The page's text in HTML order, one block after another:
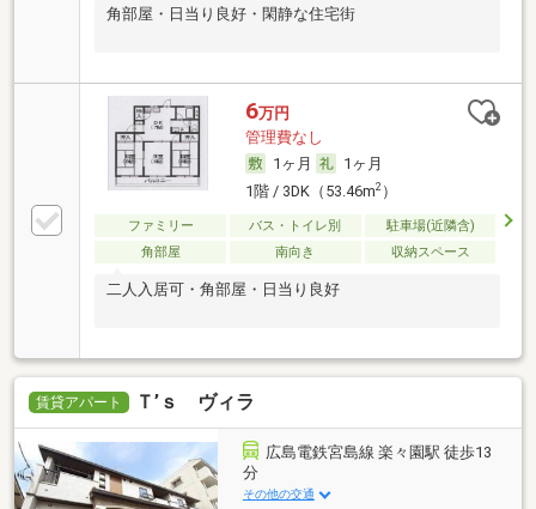
角部屋・日当り良好・閑静な住宅街
6万円
管理費なし
1ヶ月
1ヶ月
1階 / 3DK（53.46m2）
ファミリー バス・トイレ別
駐車場(近隣含)
角部屋
南向き 収納スペース
二人入居可・角部屋・日当り良好
賃貸アパート Ｔ’ｓ ヴィラ
広島電鉄宮島線 楽々園駅 徒歩13
分
その他の交通